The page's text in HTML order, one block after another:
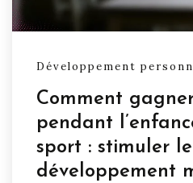
Développement
Comment
pendant
sport : stimuler le
développement